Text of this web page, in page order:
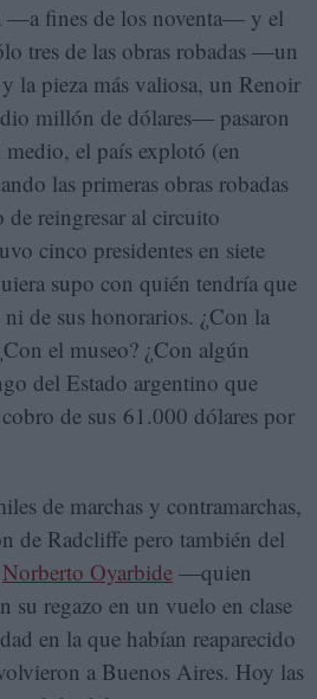
—a fines de los noventa— y el
tres de las obras robadas —un
la pieza más valiosa, un Renoir
millón de dólares— pasaron
el país explotó (en
las primeras obras robadas
de reingresar al circuito
cinco presidentes en siete
supo con quién tendría que
de sus honorarios. ¿Con la
el museo? ¿Con algún
del Estado argentino que
de sus 61.000 dólares por
de marchas y contramarchas,
de Radcliffe pero también del
Norberto Oyarbide —quien
su regazo en un vuelo en clase
en la que habían reaparecido
a Buenos Aires. Hoy las